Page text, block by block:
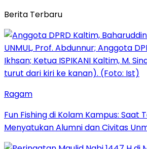
Berita Terbaru
Ragam
Fun Fishing di Kolam Kampus: Saat
Menyatukan Alumni dan Civitas